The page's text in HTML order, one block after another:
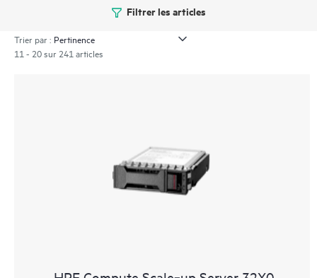
Filtrer les articles
Trier par :
11 - 20 sur 241 articles